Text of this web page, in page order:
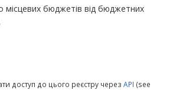
місцевих бюджетів від бюджетних
доступ до цього реєстру через API (see